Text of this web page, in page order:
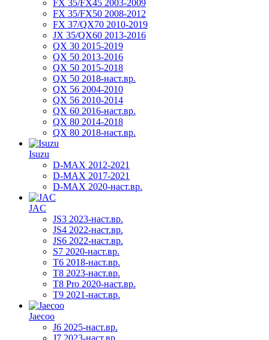
FX 35/FX45 2003-2009
FX 35/FX50 2008-2012
FX 37/QX70 2010-2019
JX 35/QX60 2013-2016
QX 30 2015-2019
QX 50 2013-2016
QX 50 2015-2018
QX 50 2018-наст.вр.
QX 56 2004-2010
QX 56 2010-2014
QX 60 2016-наст.вр.
QX 80 2014-2018
QX 80 2018-наст.вр.
Isuzu
D-MAX 2012-2021
D-MAX 2017-2021
D-MAX 2020-наст.вр.
JAC
JS3 2023-наст.вр.
JS4 2022-наст.вр.
JS6 2022-наст.вр.
S7 2020-наст.вр.
T6 2018-наст.вр.
T8 2023-наст.вр.
T8 Pro 2020-наст.вр.
T9 2021-наст.вр.
Jaecoo
J6 2025-наст.вр.
J7 2023-наст.вр.